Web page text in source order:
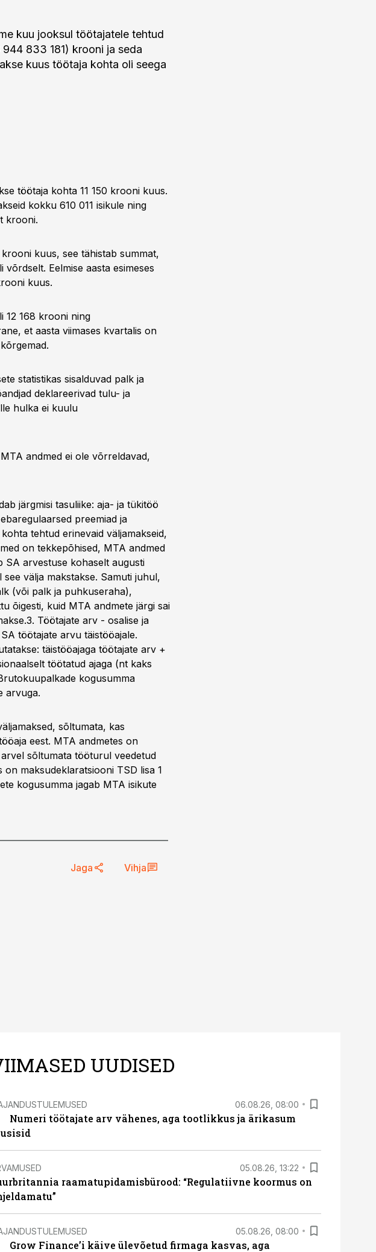
kuu jooksul töötajatele tehtud
833 181) krooni ja seda
kuus töötaja kohta oli seega
töötaja kohta 11 150 krooni kuus.
kokku 610 011 isikule ning
krooni.
kuus, see tähistab summat,
Eelmise aasta esimeses
kuus.
12 168 krooni ning
et aasta viimases kvartalis on
statistikas sisalduvad palk ja
deklareerivad tulu- ja
hulka ei kuulu
andmed ei ole võrreldavad,
järgmisi tasuliike: aja- ja tükitöö
preemiad ja
tehtud erinevaid väljamakseid,
on tekkepõhised, MTA andmed
SA arvestuse kohaselt augusti
välja makstakse. Samuti juhul,
(või palk ja puhkuseraha),
õigesti, kuid MTA andmete järgi sai
Töötajate arv - osalise ja
töötajate arvu täistööajale.
täistööajaga töötajate arv +
töötatud ajaga (nt kaks
kogusumma
arvuga.
sõltumata, kas
eest. MTA andmetes on
sõltumata tööturul veedetud
maksudeklaratsiooni TSD lisa 1
kogusumma jagab MTA isikute
Jaga Vihja
UUDISED
06.08.26, 08:00
Numeri töötajate arv vähenes, aga tootlikkus ja ärikasum
05.08.26, 13:22
raamatupidamisbürood: “Regulatiivne koormus on
05.08.26, 08:00
Grow Finance’i käive ülevõetud firmaga kasvas, aga